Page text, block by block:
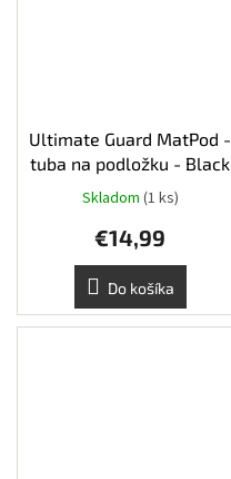
Ultimate Guard MatPod -
tuba na podložku - Black
Skladom (1 ks)
€14,99
Do košíka